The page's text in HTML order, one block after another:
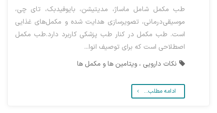
طب مکمل شامل ماساژ، مدیتیشن، بایوفیدبک، تای چی،
موسیقی‌درمانی، تصویرسازی هدایت شده و مکمل‌های غذایی
است. طب مکمل در کنار طب پزشکی کاربرد دارد.طب مکمل
اصطلاحی است که برای توصیف انوا...
نکات دارویی ، ویتامین ها و مکمل ها
ادامه مطلب...